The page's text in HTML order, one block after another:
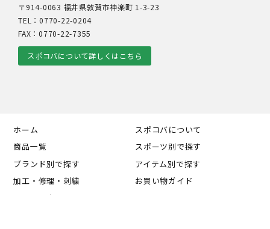
〒914-0063 福井県敦賀市神楽町 1-3-23
TEL：0770-22-0204
FAX：0770-22-7355
スポコバについて詳しくはこちら
ホーム
スポコバについて
商品一覧
スポーツ別で探す
ブランド別で探す
アイテム別で探す
加工・修理・刺繍
お買い物ガイド
カートの中を見る